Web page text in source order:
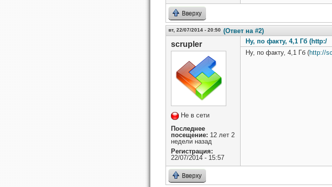
Вверху
вт, 22/07/2014 - 20:50 (Ответ на #2)
scrupler
Не в сети
Последнее
посещение: 12 лет 2
недели назад
Регистрация:
22/07/2014 - 15:57
Ну, по факту, 4,1 Гб (http:/
Ну, по факту, 4,1 Гб (http://
Вверху